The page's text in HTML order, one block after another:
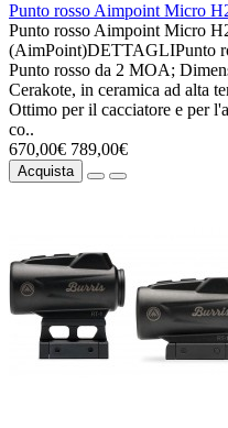
Punto rosso Aimpoint Micro
Punto rosso Aimpoint Micro
(AimPoint)DETTAGLIPunto
Punto rosso da 2 MOA;
Cerakote, in ceramica ad alta
Ottimo per il cacciatore e per
co..
670,00€ 789,00€
Acquista